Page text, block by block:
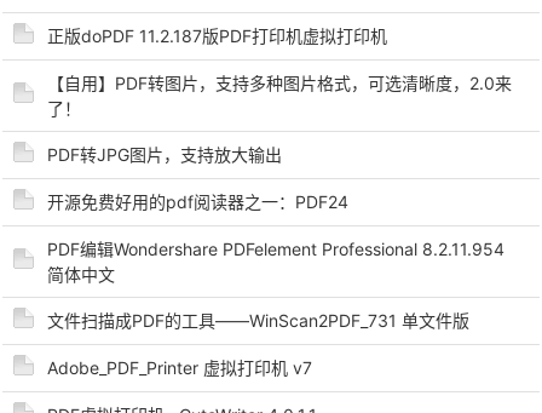
正版doPDF 11.2.187版PDF打印机虚拟打印机
【自用】PDF转图片，支持多种图片格式，可选清晰度，2.0来
了！
PDF转JPG图片，支持放大输出
开源免费好用的pdf阅读器之一：PDF24
PDF编辑Wondershare PDFelement Professional 8.2.11.954
简体中文
文件扫描成PDF的工具——WinScan2PDF_731 单文件版
Adobe_PDF_Printer 虚拟打印机 v7